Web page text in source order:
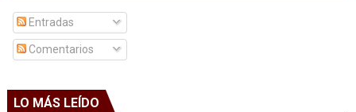
Entradas
Comentarios
LO MÁS LEÍDO